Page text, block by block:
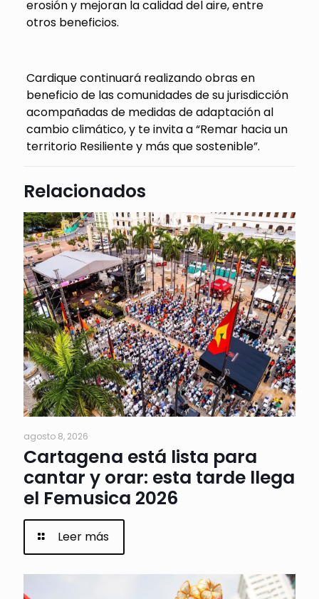
erosión y mejoran la calidad del aire, entre
otros beneficios.
Cardique continuará realizando obras en
beneficio de las comunidades de su jurisdicción
acompañadas de medidas de adaptación al
cambio climático, y te invita a “Remar hacia un
territorio Resiliente y más que sostenible”.
Relacionados
agosto 8, 2026
Cartagena está lista para
cantar y orar: esta tarde llega
el Femusica 2026
Leer más